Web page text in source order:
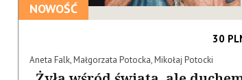
NOWOŚĆ
30
Aneta Falk, Małgorzata Potocka, Mikołaj Potocki